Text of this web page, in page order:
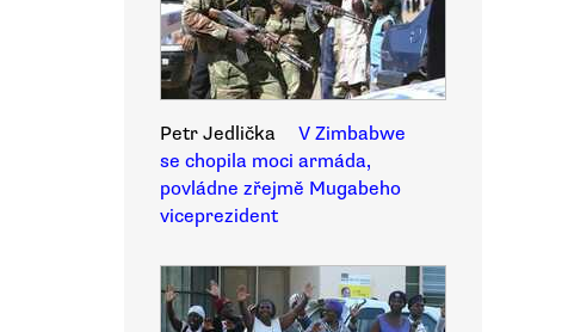
Petr Jedlička
V Zimbabwe
se chopila moci armáda,
povládne zřejmě Mugabeho
viceprezident